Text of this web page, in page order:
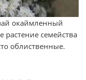
окаймленный
растение семейства
облиственные.